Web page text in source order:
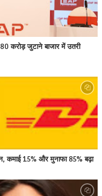
करोड़ जुटाने बाजार में उतरी
कमाई 15% और मुनाफा 85% बढ़ा